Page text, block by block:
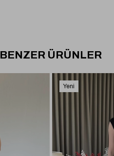
BENZER ÜRÜNLER
Yeni